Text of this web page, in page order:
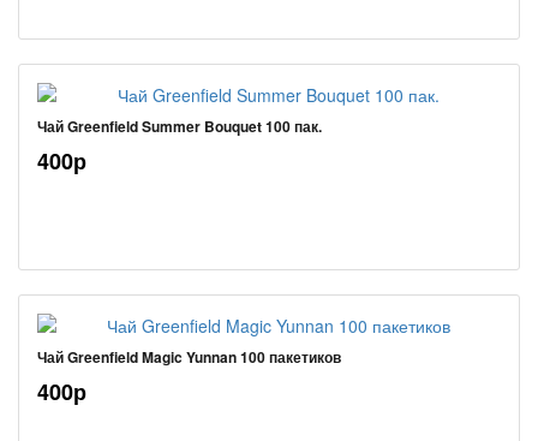
Чай Greenfield Summer Bouquet 100 пак.
400р
Чай Greenfield Magic Yunnan 100 пакетиков
400р